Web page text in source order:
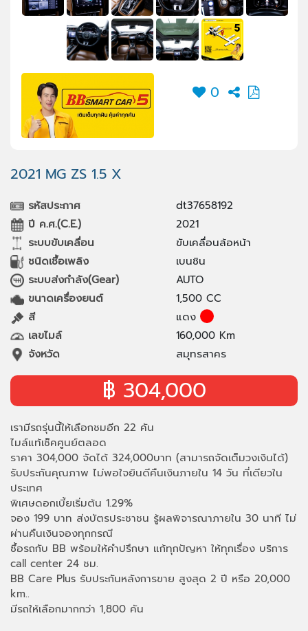
0
2021 MG ZS 1.5 X
รหัสประกาศ
dt37658192
ปี ค.ศ.(C.E.)
2021
ระบบขับเคลื่อน
ขับเคลื่อนล้อหน้า
ชนิดเชื้อเพลิง
เบนซิน
ระบบส่งกำลัง(Gear)
AUTO
ขนาดเครื่องยนต์
1,500 CC
สี
แดง
เลขไมล์
160,000 Km
จังหวัด
สมุทรสาคร
฿ 304,000
เรามีรถรุ่นนี้ให้เลือกชมอีก 22 คัน
ไมล์แท้เช็คศูนย์ตลอด
ราคา 304,000 จัดได้ 324,000บาท (สามารถจัดเต็มวงเงินได้)
รับประกันคุณภาพ ไม่พอใจยินดีคืนเงินภายใน 14 วัน ที่เดียวใน
ประเทศ
พิเศษดอกเบี้ยเริ่มต้น 1.29%
จอง 199 บาท ส่งบัตรประชาชน รู้ผลพิจารณาภายใน 30 นาที ไม่
ผ่านคืนเงินจองทุกกรณี
ซื้อรถกับ BB พร้อมให้คำปรึกษา แก้ทุกปัญหา ให้ทุกเรื่อง บริการ
call center 24 ชม.
BB Care Plus รับประกันหลังการขาย สูงสุด 2 ปี หรือ 20,000
km..
มีรถให้เลือกมากกว่า 1,800 คัน